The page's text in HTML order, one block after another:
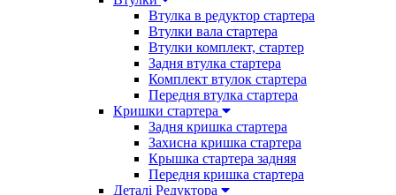
Втулка в редуктор стартера
Втулки вала стартера
Втулки комплект, стартер
Задня втулка стартера
Комплект втулок стартера
Передня втулка стартера
Кришки стартера
Задня кришка стартера
Захисна кришка стартера
Крышка стартера задняя
Передня кришка стартера
Деталі Редуктора